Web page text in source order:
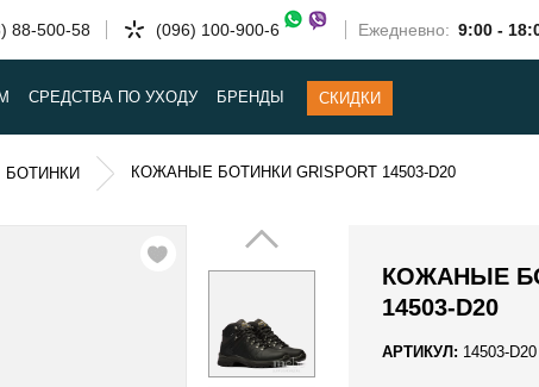
88-500-58 (096) 100-900-6 Ежедневно: 9:00 -
СРЕДСТВА ПО УХОДУ БРЕНДЫ СКИДКИ
БОТИНКИ КОЖАНЫЕ БОТИНКИ GRISPORT 14503-D20
КОЖАНЫЕ
14503-D20
АРТИКУЛ: 14503-D20